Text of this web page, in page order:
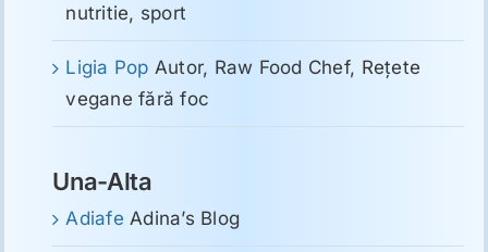
nutritie, sport
Ligia Pop Autor, Raw Food Chef, Reţete
vegane fără foc
Una-Alta
Adiafe Adina’s Blog